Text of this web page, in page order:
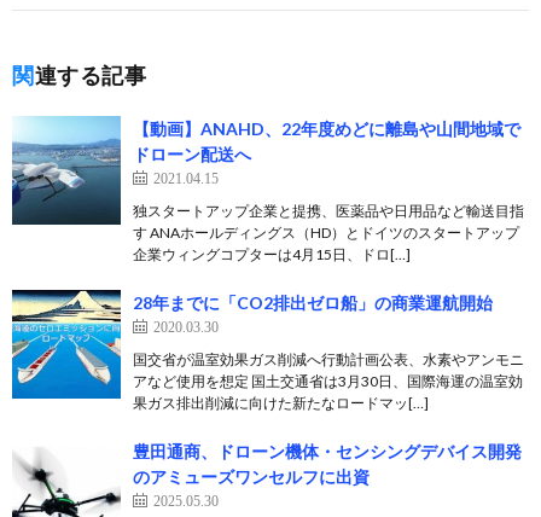
関連する記事
【動画】ANAHD、22年度めどに離島や山間地域で
ドローン配送へ
2021.04.15
独スタートアップ企業と提携、医薬品や日用品など輸送目指
す ANAホールディングス（HD）とドイツのスタートアップ
企業ウィングコプターは4月15日、ドロ[…]
28年までに「CO2排出ゼロ船」の商業運航開始
2020.03.30
国交省が温室効果ガス削減へ行動計画公表、水素やアンモニ
アなど使用を想定 国土交通省は3月30日、国際海運の温室効
果ガス排出削減に向けた新たなロードマッ[…]
豊田通商、ドローン機体・センシングデバイス開発
のアミューズワンセルフに出資
2025.05.30